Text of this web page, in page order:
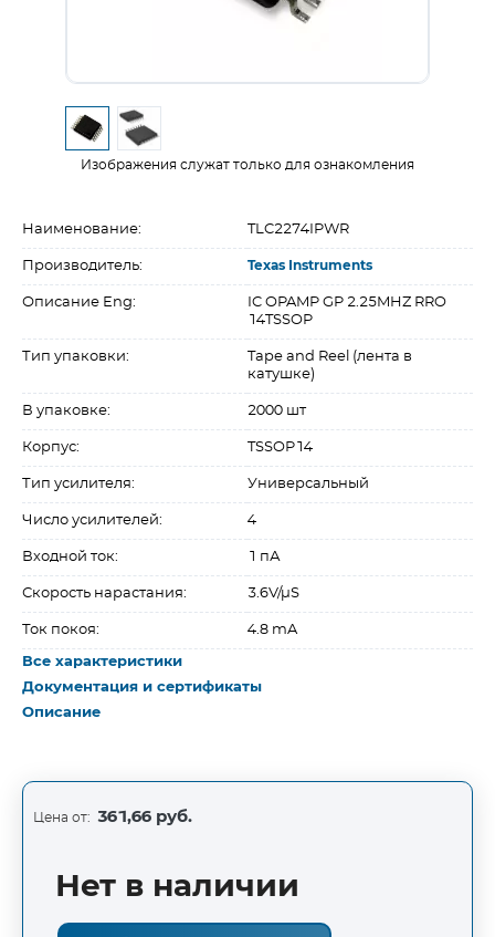
Изображения служат только для ознакомления
Наименование: TLC2274IPWR
Производитель: Texas Instruments
Описание Eng:
IC OPAMP GP 2.25MHZ RRO
14TSSOP
Тип упаковки:
Tape and Reel (лента в
катушке)
В упаковке: 2000 шт
Корпус: TSSOP14
Тип усилителя: Универсальный
Число усилителей: 4
Входной ток: 1 пА
Скорость нарастания: 3.6V/µS
Ток покоя: 4.8 mA
Все характеристики
Документация и сертификаты
Описание
Цена от: 361,66 руб.
Нет в наличии